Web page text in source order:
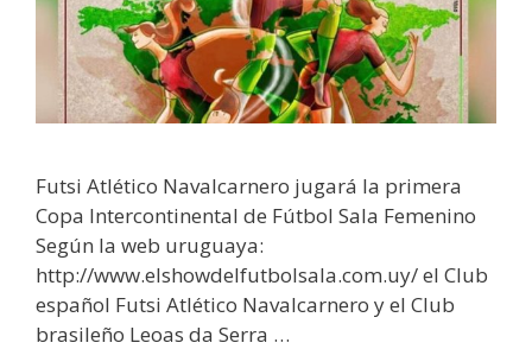
Futsi Atlético Navalcarnero jugará la primera
Copa Intercontinental de Fútbol Sala Femenino
Según la web uruguaya:
http://www.elshowdelfutbolsala.com.uy/ el Club
español Futsi Atlético Navalcarnero y el Club
brasileño Leoas da Serra …